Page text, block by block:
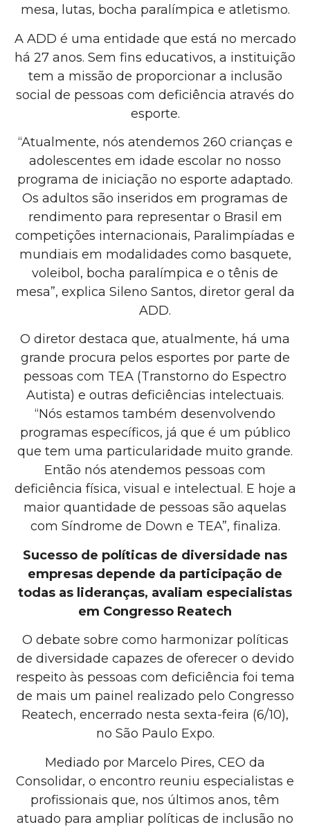
mesa, lutas, bocha paralímpica e atletismo.
A ADD é uma entidade que está no mercado
há 27 anos. Sem fins educativos, a instituição
tem a missão de proporcionar a inclusão
social de pessoas com deficiência através do
esporte.
“Atualmente, nós atendemos 260 crianças e
adolescentes em idade escolar no nosso
programa de iniciação no esporte adaptado.
Os adultos são inseridos em programas de
rendimento para representar o Brasil em
competições internacionais, Paralimpíadas e
mundiais em modalidades como basquete,
voleibol, bocha paralímpica e o tênis de
mesa”, explica Sileno Santos, diretor geral da
ADD.
O diretor destaca que, atualmente, há uma
grande procura pelos esportes por parte de
pessoas com TEA (Transtorno do Espectro
Autista) e outras deficiências intelectuais.
“Nós estamos também desenvolvendo
programas específicos, já que é um público
que tem uma particularidade muito grande.
Então nós atendemos pessoas com
deficiência física, visual e intelectual. E hoje a
maior quantidade de pessoas são aquelas
com Síndrome de Down e TEA”, finaliza.
Sucesso de políticas de diversidade nas
empresas depende da participação de
todas as lideranças, avaliam especialistas
em Congresso Reatech
O debate sobre como harmonizar políticas
de diversidade capazes de oferecer o devido
respeito às pessoas com deficiência foi tema
de mais um painel realizado pelo Congresso
Reatech, encerrado nesta sexta-feira (6/10),
no São Paulo Expo.
Mediado por Marcelo Pires, CEO da
Consolidar, o encontro reuniu especialistas e
profissionais que, nos últimos anos, têm
atuado para ampliar políticas de inclusão no